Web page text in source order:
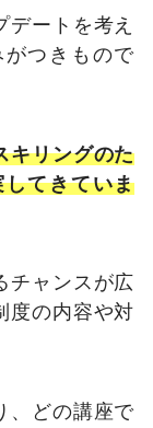
ートを考え
つきもので
キリングのた
てきていま
チャンスが広
度の内容や対
、どの講座で